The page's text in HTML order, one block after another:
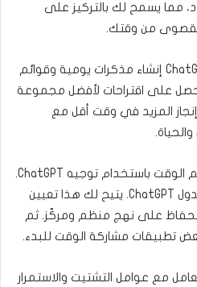
مما يسمح لك بالتركيز على
القصوى من وقتك.
على سبيل المثال، يمكن لـ ChatGPT إنشاء مذكرات يومية وقوائم
على اقتراحات لأفضل مجموعة
المزيد في وقت أقل مع
يمكنك أيضًا تنفيذ طرق تقسيم الوقت باستخدام توجيه ChatGPT.
للقيام بذلك، يمكنك اقتراح جدول ChatGPT. يتيح لك هذا تعيين
على نهج منظم ومركّز. ثم
تطبيقات مشاركة الوقت للبدء.
مع عوامل التشتيت والاستمرار